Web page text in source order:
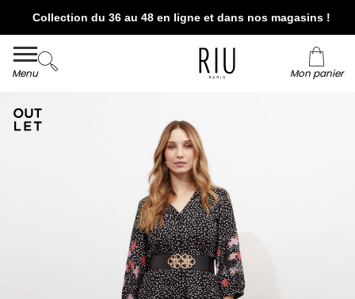
Collection du 36 au 48 en ligne et dans nos magasins !
Livraison et retour offerts* en boutiques RIU
Menu Mon panier